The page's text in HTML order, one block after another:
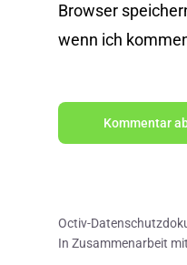
Browser
wenn ich
Octiv-
In Zusammenarbeit